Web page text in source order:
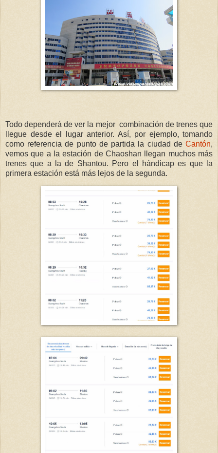
Todo dependerá de ver la mejor combinación de trenes que
llegue desde el lugar anterior. Así, por ejemplo, tomando
como referencia de punto de partida la ciudad de Cantón,
vemos que a la estación de Chaoshan llegan muchos más
trenes que a la de Shantou. Pero el hándicap es que la
primera estación está más lejos de la segunda.